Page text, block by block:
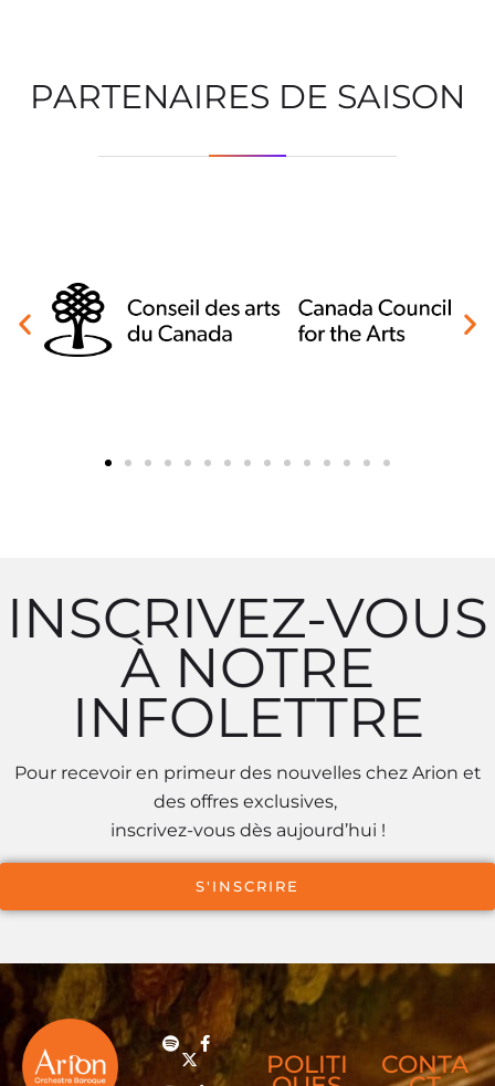
PARTENAIRES DE SAISON
INSCRIVEZ-VOUS
À NOTRE
INFOLETTRE
Pour recevoir en primeur des nouvelles chez Arion et
des offres exclusives,
inscrivez-vous dès aujourd’hui !
S'INSCRIRE
POLITI CONTA